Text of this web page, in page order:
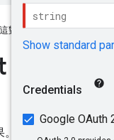
這對你有幫助嗎？